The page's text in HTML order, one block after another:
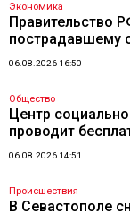
Экономика
Правительство
пострадавшему
06.08.2026 16:50
Общество
Центр
проводит
06.08.2026 14:51
Происшествия
В Севастополе